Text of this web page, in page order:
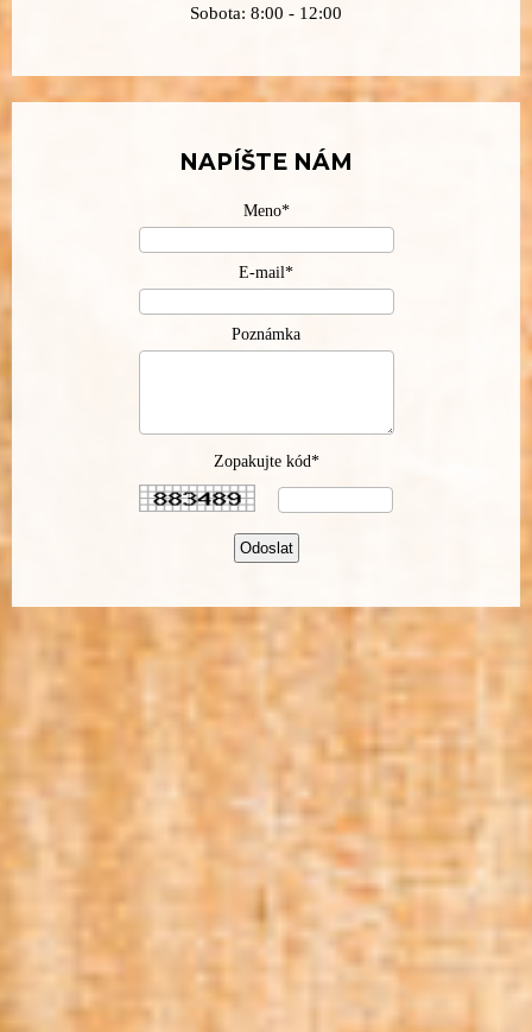
Sobota: 8:00 - 12:00
NAPÍŠTE NÁM
Meno*
E-mail*
Poznámka
Zopakujte kód*
Odoslat